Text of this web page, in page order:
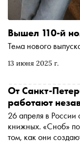
13 июня 2025 г.
Вышел 110-й
Тема нового
От Санкт-
работают
26 апреля в России
книжных. «Сноб»
том, как они